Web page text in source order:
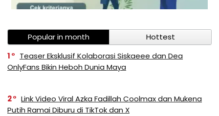
Popular in month
Hottest
1
Teaser Eksklusif Kolaborasi Siskaeee dan Dea
OnlyFans Bikin Heboh Dunia Maya
2
Link Video Viral Azka Fadillah Coolmax dan Mukena
Putih Ramai Diburu di TikTok dan X